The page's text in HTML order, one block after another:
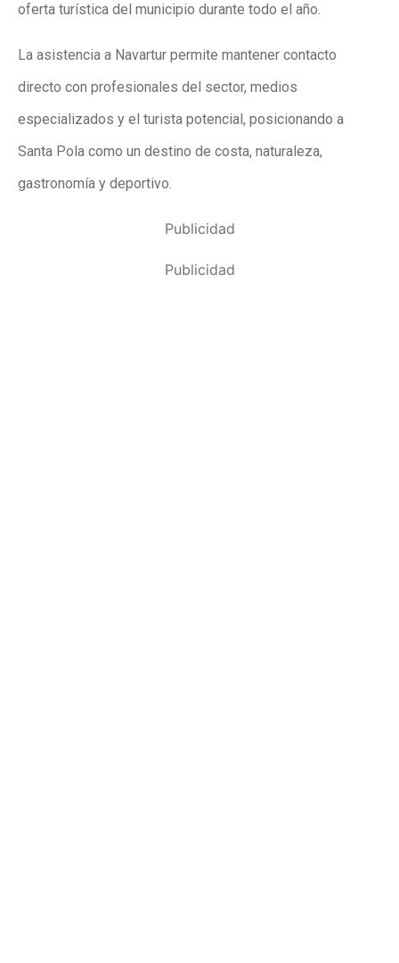
oferta turística del municipio durante todo el año.
La asistencia a Navartur permite mantener contacto
directo con profesionales del sector, medios
especializados y el turista potencial, posicionando a
Santa Pola como un destino de costa, naturaleza,
gastronomía y deportivo.
Publicidad
Publicidad